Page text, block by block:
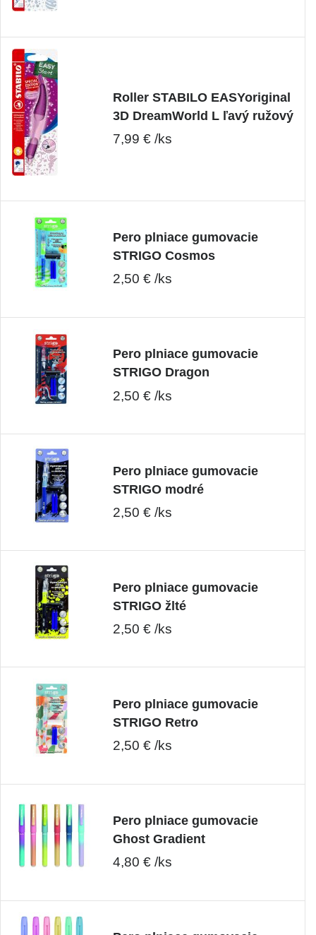
Roller STABILO EASYoriginal
3D DreamWorld L ľavý ružový
7,99 € /ks
Pero plniace gumovacie
STRIGO Cosmos
2,50 € /ks
Pero plniace gumovacie
STRIGO Dragon
2,50 € /ks
Pero plniace gumovacie
STRIGO modré
2,50 € /ks
Pero plniace gumovacie
STRIGO žlté
2,50 € /ks
Pero plniace gumovacie
STRIGO Retro
2,50 € /ks
Pero plniace gumovacie
Ghost Gradient
4,80 € /ks